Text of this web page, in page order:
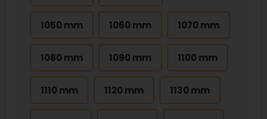
1050 mm 1060 mm 1070 mm
1080 mm 1090 mm 1100 mm
1110 mm 1120 mm 1130 mm